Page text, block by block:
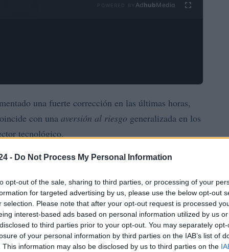
- Do Not Process My Personal Information
opt-out of the sale, sharing to third parties, or processing of your
for targeted advertising by us, please use the below opt-out
selection. Please note that after your opt-out request is processed
interest-based ads based on personal information utilized by us
to third parties prior to your opt-out. You may separately
of your personal information by third parties on the IAB’s list of
This information may also be disclosed by us to third parties on the
Ad hubMedia
una fuerte corrección en las últimas horas,
con una aversión al riesgo generalizada en los
tecnológico.
mercado ha registrado una caída del 4% en las
con caídas de al menos el 5% en el mismo
en Bitcoin